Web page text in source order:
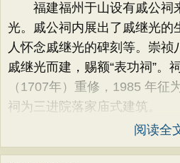
福建福州于山设有戚公祠
光。戚公祠内展出了戚继光的
人怀念戚继光的碑刻等。崇祯
戚继光而建，赐额“表功祠”。
（1707年）重修，1985 年征
祠为三进院落家庙式建筑。
阅读全